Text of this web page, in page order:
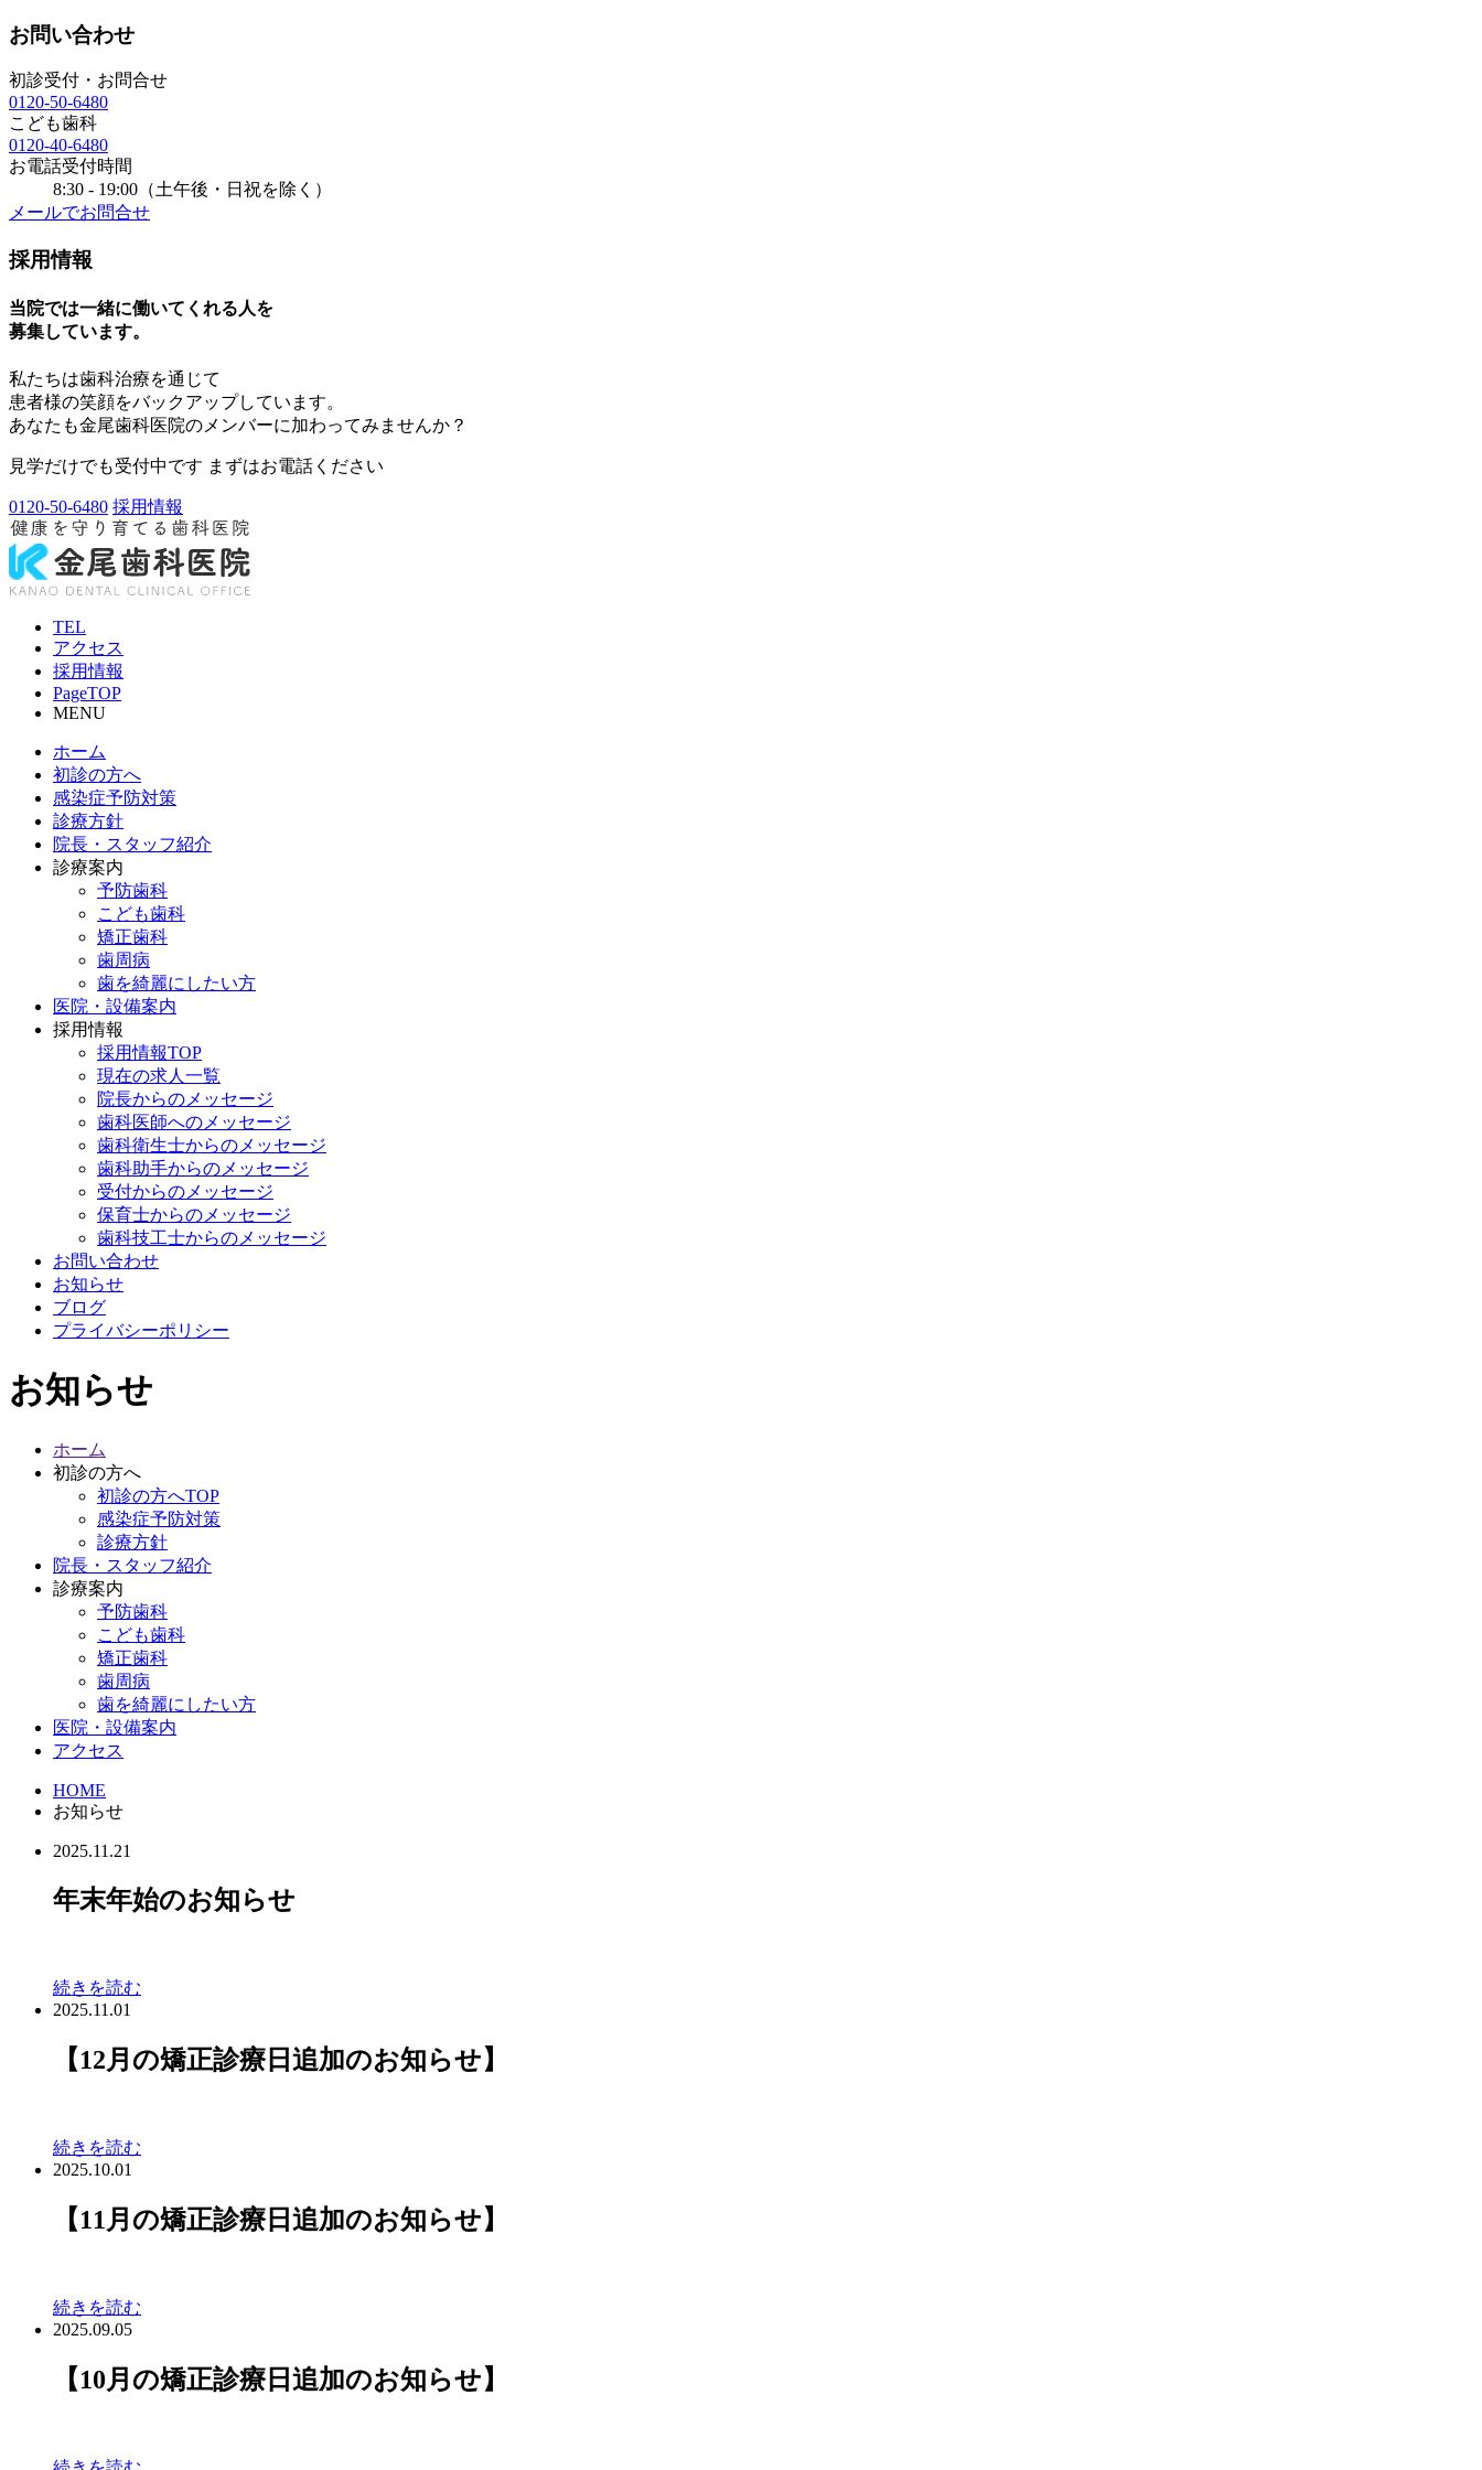
お問い合わせ
初診受付・お問合せ
0120-50-6480
こども歯科
0120-40-6480
お電話受付時間
8:30 - 19:00（土午後・日祝を除く）
メールでお問合せ
採用情報
当院では一緒に働いてくれる人を
募集しています。
私たちは歯科治療を通じて
患者様の笑顔をバックアップしています。
あなたも金尾歯科医院のメンバーに加わってみませんか？
見学だけでも受付中です まずはお電話ください
0120-50-6480 採用情報
TEL
アクセス
採用情報
PageTOP
MENU
ホーム
初診の方へ
感染症予防対策
診療方針
院長・スタッフ紹介
診療案内
予防歯科
こども歯科
矯正歯科
歯周病
歯を綺麗にしたい方
医院・設備案内
採用情報
採用情報TOP
現在の求人一覧
院長からのメッセージ
歯科医師へのメッセージ
歯科衛生士からのメッセージ
歯科助手からのメッセージ
受付からのメッセージ
保育士からのメッセージ
歯科技工士からのメッセージ
お問い合わせ
お知らせ
ブログ
プライバシーポリシー
お知らせ
ホーム
初診の方へ
初診の方へTOP
感染症予防対策
診療方針
院長・スタッフ紹介
診療案内
予防歯科
こども歯科
矯正歯科
歯周病
歯を綺麗にしたい方
医院・設備案内
アクセス
HOME
お知らせ
2025.11.21
年末年始のお知らせ
続きを読む
2025.11.01
【12月の矯正診療日追加のお知らせ】
続きを読む
2025.10.01
【11月の矯正診療日追加のお知らせ】
続きを読む
2025.09.05
【10月の矯正診療日追加のお知らせ】